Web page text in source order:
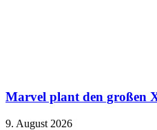
Marvel plant den großen
9. August 2026